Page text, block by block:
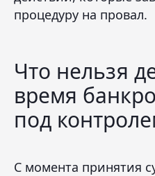
процедуру на провал.
Что нельзя
время
под
С момента принятия